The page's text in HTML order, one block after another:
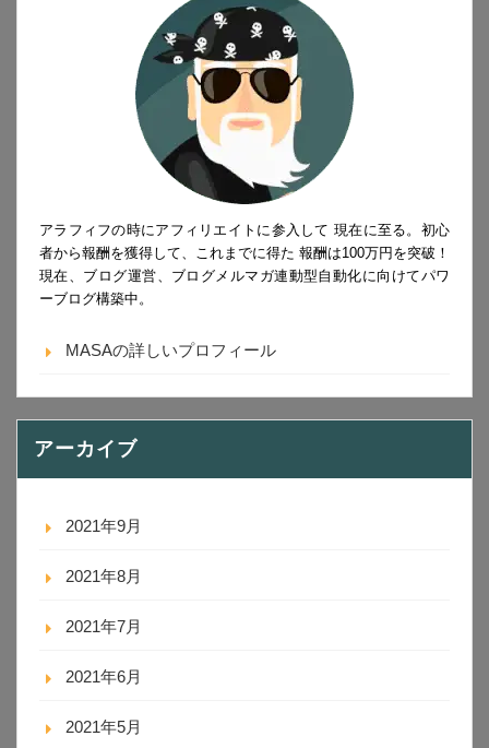
アラフィフの時にアフィリエイトに参入して 現在に至る。初心
者から報酬を獲得して、これまでに得た 報酬は100万円を突破！
現在、ブログ運営、ブログメルマガ連動型自動化に向けてパワ
ーブログ構築中。
MASAの詳しいプロフィール
アーカイブ
2021年9月
2021年8月
2021年7月
2021年6月
2021年5月